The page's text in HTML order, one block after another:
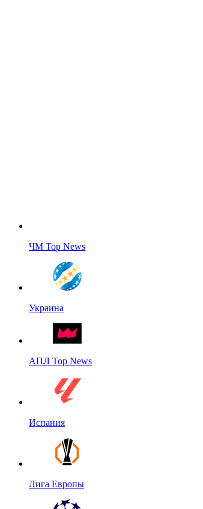
ЧМ Top News
Украина
АПЛ Top News
Испания
Лига Европы